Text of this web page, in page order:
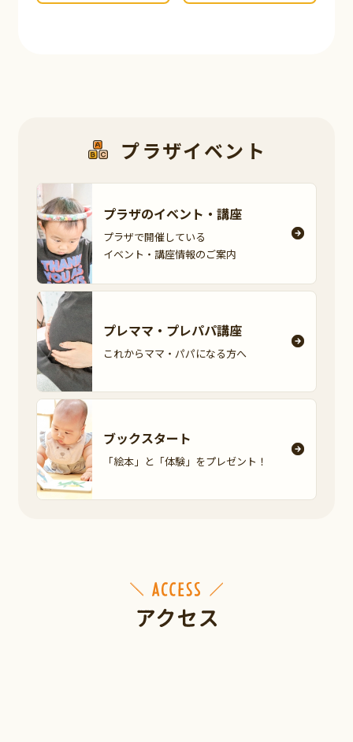
プラザイベント
プラザのイベント・ 講座
プラザで開催している
イベント・講座情報のご案内
プレママ・ プレパパ講座
これからママ・パパになる方へ
ブックスタート
「絵本」と「体験」をプレゼント！